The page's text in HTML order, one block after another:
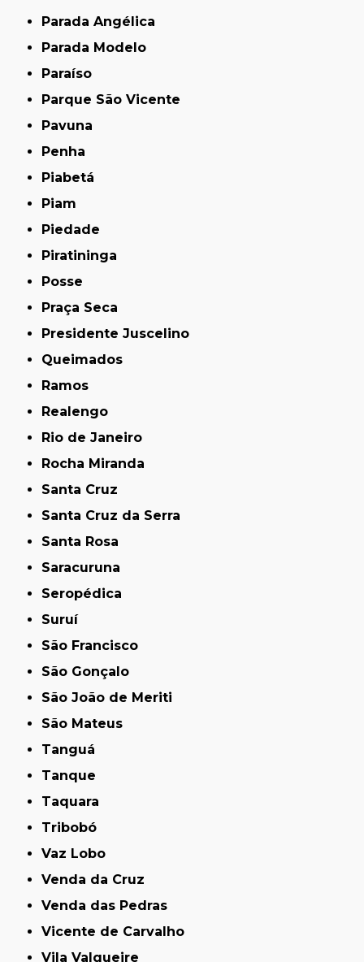
Parada Angélica
Parada Modelo
Paraíso
Parque São Vicente
Pavuna
Penha
Piabetá
Piam
Piedade
Piratininga
Posse
Praça Seca
Presidente Juscelino
Queimados
Ramos
Realengo
Rio de Janeiro
Rocha Miranda
Santa Cruz
Santa Cruz da Serra
Santa Rosa
Saracuruna
Seropédica
Suruí
São Francisco
São Gonçalo
São João de Meriti
São Mateus
Tanguá
Tanque
Taquara
Tribobó
Vaz Lobo
Venda da Cruz
Venda das Pedras
Vicente de Carvalho
Vila Valqueire